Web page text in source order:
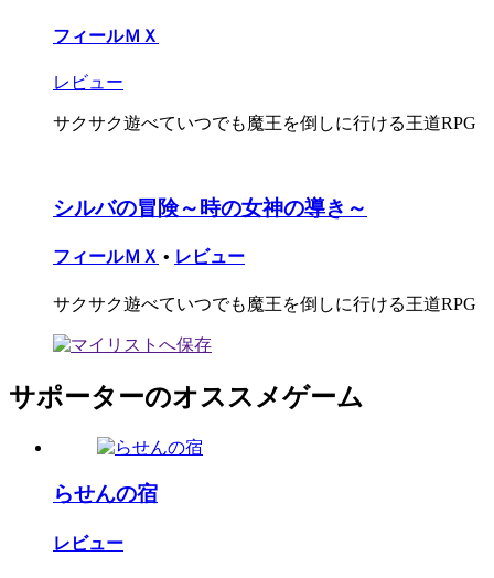
フィールＭＸ
レビュー
サクサク遊べていつでも魔王を倒しに行ける王道RPG
シルバの冒険～時の女神の導き～
フィールＭＸ • レビュー
サクサク遊べていつでも魔王を倒しに行ける王道RPG
サポーターのオススメゲーム
らせんの宿
レビュー